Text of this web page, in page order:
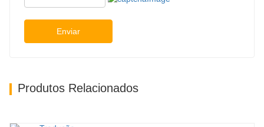
Enviar
Produtos Relacionados